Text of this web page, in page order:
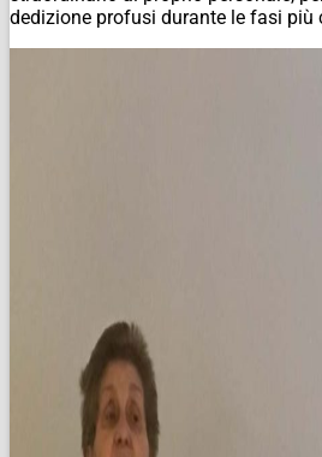
dedizione profusi durante le fasi più